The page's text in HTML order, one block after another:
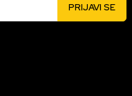
PRIJAVI SE